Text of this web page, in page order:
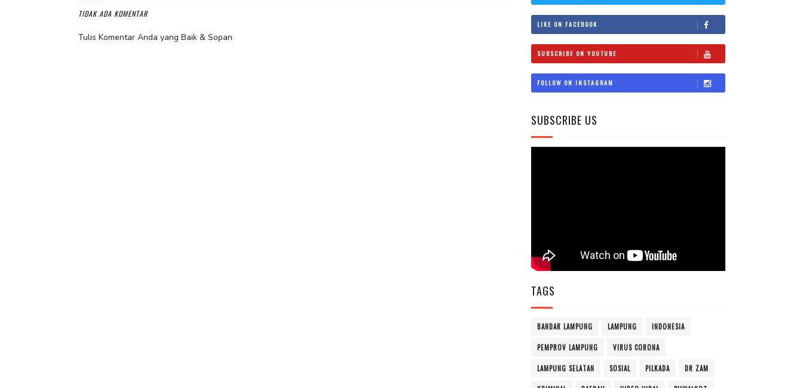
TIDAK ADA KOMENTAR
Tulis Komentar Anda yang Baik & Sopan
LIKE ON FACEBOOK
SUBSCRIBE ON YOUTUBE
FOLLOW ON INSTAGRAM
SUBSCRIBE US
TAGS
BANDAR LAMPUNG LAMPUNG INDONESIA
PEMPROV LAMPUNG VIRUS CORONA
LAMPUNG SELATAN SOSIAL PILKADA DR ZAM